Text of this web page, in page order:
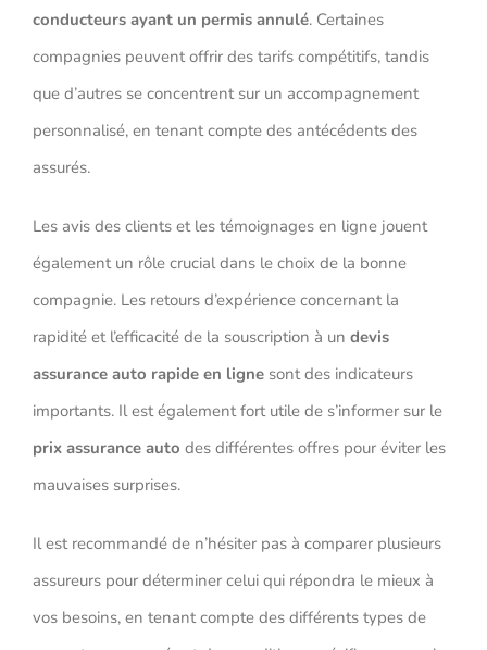
conducteurs ayant un permis annulé. Certaines
compagnies peuvent offrir des tarifs compétitifs, tandis
que d’autres se concentrent sur un accompagnement
personnalisé, en tenant compte des antécédents des
assurés.
Les avis des clients et les témoignages en ligne jouent
également un rôle crucial dans le choix de la bonne
compagnie. Les retours d’expérience concernant la
rapidité et l’efficacité de la souscription à un devis
assurance auto rapide en lignesont des indicateurs
importants. Il est également fort utile de s’informer sur le
prix assurance auto des différentes offres pour éviter les
mauvaises surprises.
Il est recommandé de n’hésiter pas à comparer plusieurs
assureurs pour déterminer celui qui répondra le mieux à
vos besoins, en tenant compte des différents types de